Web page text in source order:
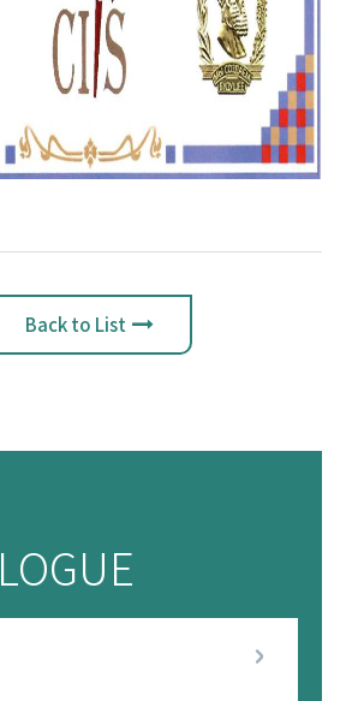
Back to List
LOGUE